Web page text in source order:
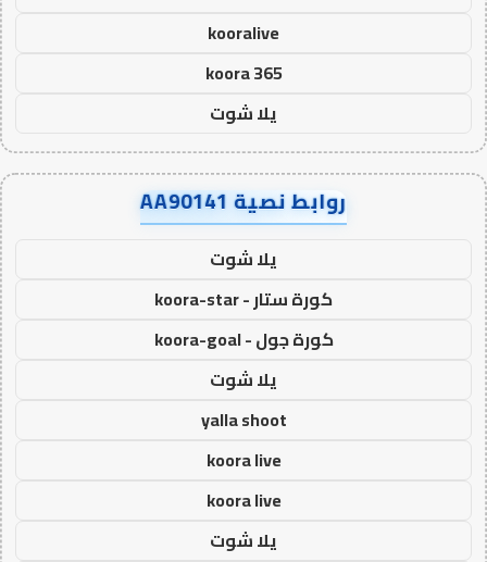
kooralive
koora 365
يلا شوت
روابط نصية AA90141
يلا شوت
كورة ستار - koora-star
كورة جول - koora-goal
يلا شوت
yalla shoot
koora live
koora live
يلا شوت